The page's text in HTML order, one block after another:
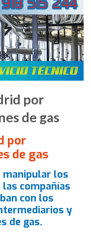
por
de gas
por
de gas
manipular los
compañías
con los
y
de gas.